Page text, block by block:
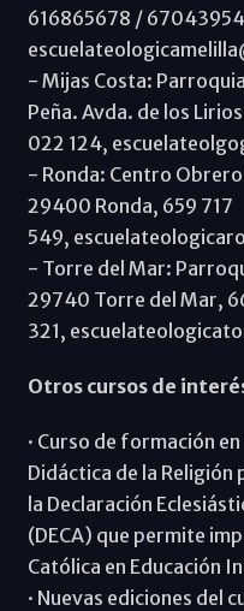
616865678 /
- Mijas Costa:
Peña. Avda. de los
022 124,
- Ronda: Centro
29400 Ronda, 659 717
549,
- Torre del Mar:
29740 Torre del Mar,
321,
Otros cursos de
· Curso de formación
Didáctica de la Religión
la Declaración
(DECA) que permite
Católica en Educación
· Nuevas ediciones del